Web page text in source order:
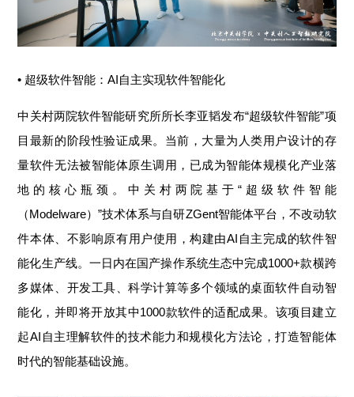
• 超级软件智能：AI自主实现软件智能化
中关村两院软件智能研究所所长李亚韬发布“超级软件智能”项
目最新的阶段性验证成果。当前，大量为人类用户设计的存
量软件无法被智能体原生调用，已成为智能体规模化产业落
地的核心瓶颈。中关村两院基于“超级软件智能
（Modelware）”技术体系与自研ZGent智能体平台，不改动软
件本体、不影响原有用户使用，构建由AI自主完成的软件智
能化生产线。一日内在国产操作系统生态中完成1000+款横跨
多媒体、开发工具、科学计算等多个领域的桌面软件自动智
能化，并即将开放其中1000款软件的适配成果。该项目建立
起AI自主理解软件的技术能力和规模化方法论，打造智能体
时代的智能基础设施。